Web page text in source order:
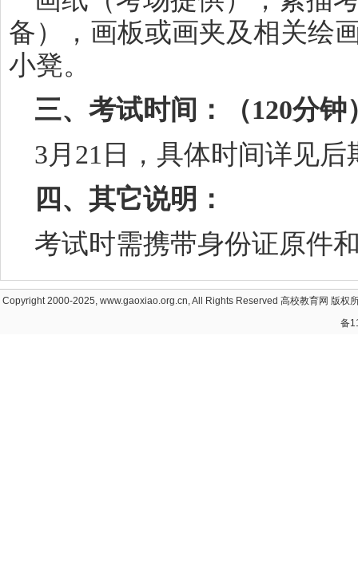
备），画板或画夹及相关绘
小凳。
三、考试时间：（120分钟
3月 21 日，具体时间详见
四、其它说明：
考试时需携带身份证原件
Copyright 2000-2025, www.gaoxiao.org.cn, All Rights Reserved 高校教育网 版权
备